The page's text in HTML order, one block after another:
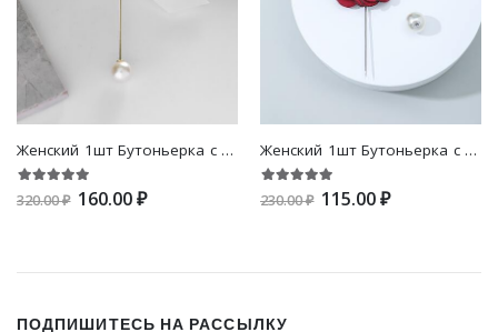
Женский 1шт Бутоньерка с цветком & с искусственным жемчугом романтичный
320.00 ₽ 160.00 ₽
Женский 1шт Бутоньерка с цветком & с искусственным жемчугом бохо
230.00 ₽ 115.00 ₽
ПОДПИШИТЕСЬ НА РАССЫЛКУ